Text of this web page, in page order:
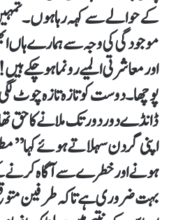
کے حوالے سے کہہ رہا ہوں۔
موجودگی کی وجہ سے ہمارے ہاں
اور معاشرتی المیے رونما ہو
پوچھا۔ دوست کو تازہ تازہ چوٹ
ڈانڈے دور دور تک ملانے کا حق
اپنی گردن سہلاتے ہوئے
ہونے اور خطرے سے آگاہ کرنے
بہت ضروری ہے تاکہ طرفین